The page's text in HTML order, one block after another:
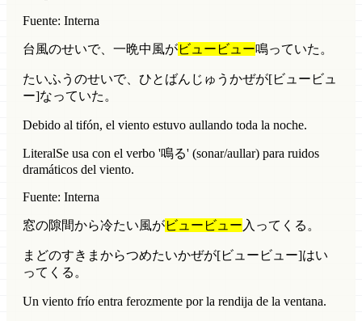
Fuente: Interna
台風のせいで、一晩中風がビュービュー鳴っていた。
たいふうのせいで、ひとばんじゅうかぜが[ビュービュ
ー]なっていた。
Debido al tifón, el viento estuvo aullando toda la noche.
LiteralSe usa con el verbo '鳴る' (sonar/aullar) para ruidos
dramáticos del viento.
Fuente: Interna
窓の隙間から冷たい風がビュービュー 入ってくる。
まどのすきまからつめたいかぜが[ビュービュー]はい
ってくる。
Un viento frío entra ferozmente por la rendija de la ventana.